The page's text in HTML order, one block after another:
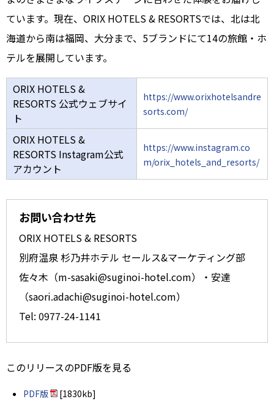
ています。現在、ORIX HOTELS & RESORTSでは、北は北
海道から南は福岡、大分まで、5ブランドにて14の旅館・ホ
テルを展開しています。
ORIX HOTELS &
RESORTS 公式ウェブサイ
ト
https://www.orixhotelsandre
sorts.com/
ORIX HOTELS &
RESORTS Instagram公式
アカウント
https://www.instagram.co
m/orix_hotels_and_resorts/
お問い合わせ先
ORIX HOTELS & RESORTS
別府温泉 杉乃井ホテル セールス&マーケティング部
佐々木（m-sasaki@suginoi-hotel.com）・安達
（saori.adachi@suginoi-hotel.com）
Tel: 0977-24-1141
このリリースのPDF版を見る
PDF版 [1830kb]